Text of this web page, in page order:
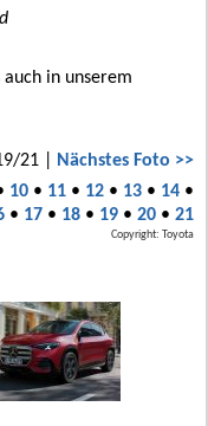
auch in unserem
21 | Nächstes Foto >>
10• 11• 12• 13• 14•
• 17• 18• 19• 20• 21
Copyright: Toyota